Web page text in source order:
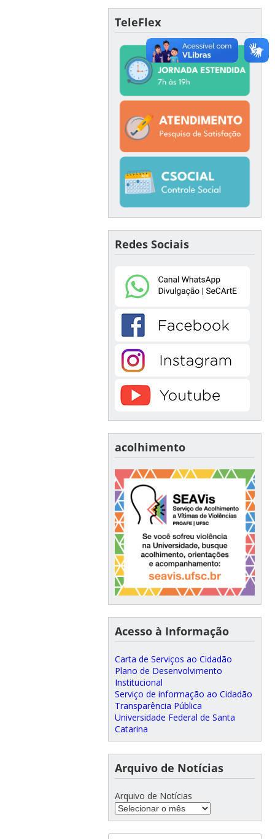
TeleFlex
Redes Sociais
acolhimento
Acesso à Informação
Carta de Serviços ao Cidadão
Plano de Desenvolvimento
Institucional
Serviço de informação ao Cidadão
Transparência Pública
Universidade Federal de Santa
Catarina
Arquivo de Notícias
Arquivo de Notícias